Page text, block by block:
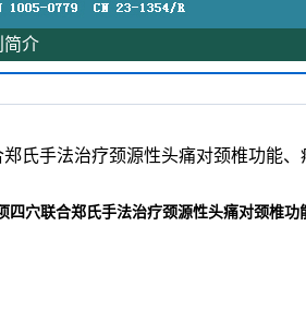
简介
氏手法治疗颈源性头痛对颈椎功能
四穴联合郑氏手法治疗颈源性头痛对颈椎功